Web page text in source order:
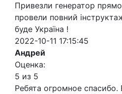
Привезли генератор
провели повний
буде Україна !
2022-10-11 17:15:45
Андрей
Оценка:
5 из 5
Ребята огромное